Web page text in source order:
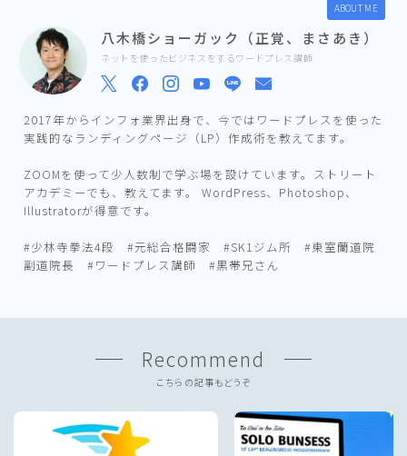
ABOUT ME
八木橋ショーガック（正覚、まさあき）
ネットを使ったビジネスをするワードプレス講師
2017年からインフォ業界出身で、今ではワードプレスを使った
実践的なランディングページ（LP）作成術を教えてます。
ZOOMを使って少人数制で学ぶ場を設けています。ストリート
アカデミーでも、教えてます。 WordPress、Photoshop、
Illustratorが得意です。
#少林寺拳法4段 #元総合格闘家 #SK1ジム所 #東室蘭道院
副道院長 #ワードプレス講師 #黒帯兄さん
Recommend
こちらの記事もどうぞ